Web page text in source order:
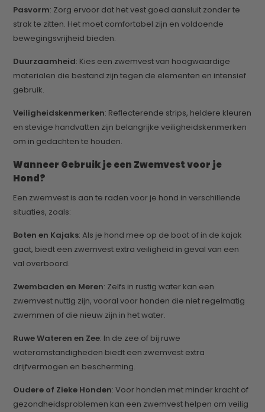
Pasvorm: Zorg ervoor dat het vest goed aansluit zonder te
strak te zitten. Het moet comfortabel zijn en voldoende
bewegingsvrijheid bieden.
Duurzaamheid: Kies een zwemvest van hoogwaardige
materialen die bestand zijn tegen de elementen en intensief
gebruik.
Veiligheidskenmerken: Reflecterende strips, heldere kleuren
en stevige handvatten zijn belangrijke veiligheidskenmerken
om in gedachten te houden.
Wanneer Gebruik je een Zwemvest voor je
Hond?
Een zwemvest is aan te raden voor je hond in verschillende
situaties, zoals:
Boten en Kajaks: Als je hond mee op de boot of in de kajak
gaat, biedt een zwemvest extra veiligheid in geval van een
val overboord.
Zwembaden en Meren: Zelfs in rustig water kan een
zwemvest nuttig zijn, vooral voor honden die niet regelmatig
zwemmen of die nieuw zijn in het water.
Ruwe Wateren en Zee: In de zee of bij ruwe
wateromstandigheden biedt een zwemvest extra
drijfvermogen en bescherming.
Oudere of Zieke Honden: Voor honden met minder kracht of
gezondheidsproblemen kan een zwemvest helpen om veilig